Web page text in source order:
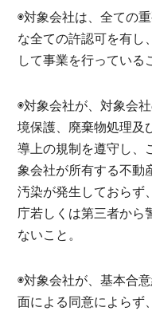
◉対象会社は、全ての
な全ての許認可を有し
して事業を行っている
◉対象会社が、対象会
境保護、廃棄物処理及
導上の規制を遵守し、
象会社が所有する不動
汚染が発生しておらず
庁若しくは第三者から
ないこと。
◉対象会社が、基本合
面による同意によらず